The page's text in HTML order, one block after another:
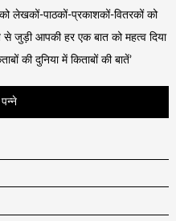
लेखकों-पाठकों-प्रकाशकों-वितरकों को
से जुड़ी आपकी हर एक बात को महत्व दिया
की दुनिया में किताबों की बातें’